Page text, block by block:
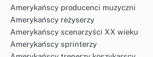
Amerykańscy producenci muzyczni
Amerykańscy reżyserzy
Amerykańscy scenarzyści XX wieku
Amerykańscy sprinterzy